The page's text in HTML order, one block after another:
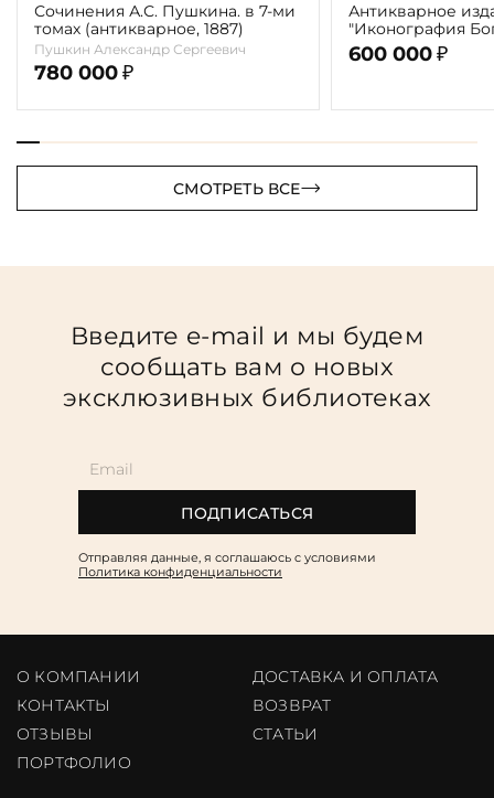
Сочинения А.С. Пушкина. в 7-ми
томах (антикварное, 1887)
Пушкин Александр Сергеевич
780 000 ₽
Антикварное
"Иконография
г. (в 2-х томах с
автора)
600 000 ₽
СМОТРЕТЬ ВСЕ
Введите e-mail и мы будем
сообщать вам о новых
эксклюзивных библиотеках
ПОДПИСАТЬСЯ
Отправляя данные, я соглашаюсь c условиями
Политика конфиденциальности
О КОМПАНИИ
ДОСТАВКА И ОПЛАТА
КОНТАКТЫ
ВОЗВРАТ
ОТЗЫВЫ
CТАТЬИ
ПОРТФОЛИО